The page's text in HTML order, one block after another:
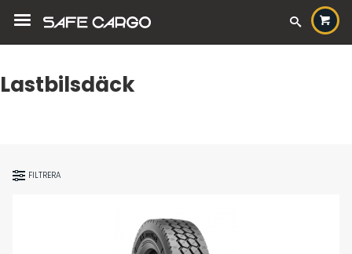
Lastbilsdäck
FILTRERA